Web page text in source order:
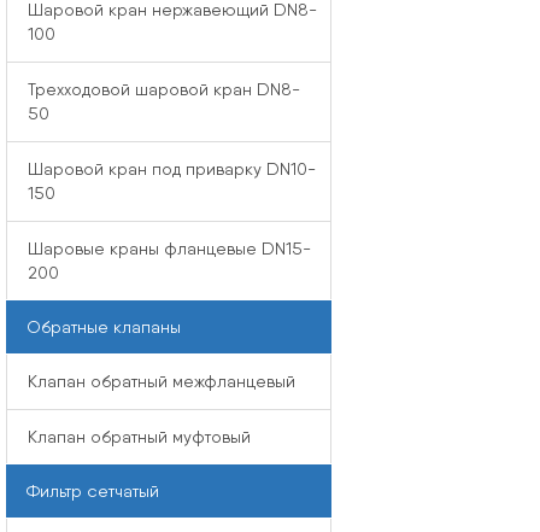
Шаровой кран нержавеющий DN8-
100
Трехходовой шаровой кран DN8-
50
Шаровой кран под приварку DN10-
150
Шаровые краны фланцевые DN15-
200
Обратные клапаны
Клапан обратный межфланцевый
Клапан обратный муфтовый
Фильтр сетчатый